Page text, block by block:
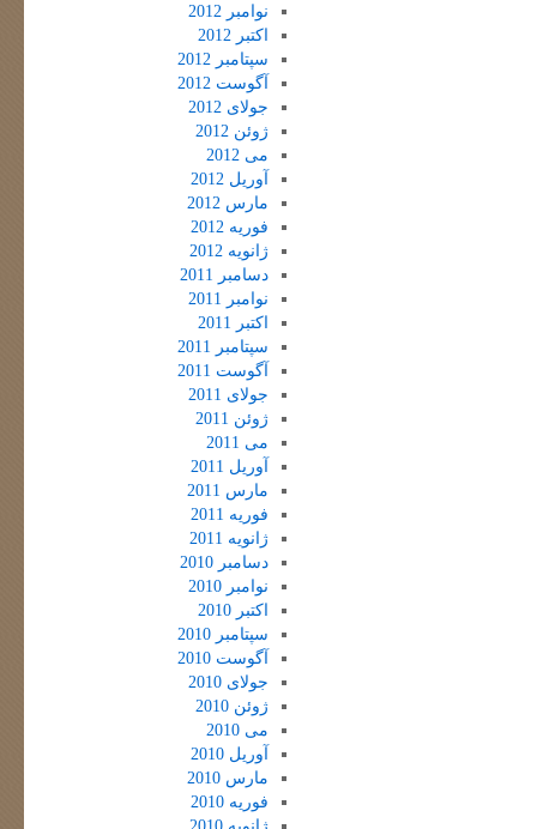
نوامبر 2012
اکتبر 2012
سپتامبر 2012
آگوست 2012
جولای 2012
ژوئن 2012
می 2012
آوریل 2012
مارس 2012
فوریه 2012
ژانویه 2012
دسامبر 2011
نوامبر 2011
اکتبر 2011
سپتامبر 2011
آگوست 2011
جولای 2011
ژوئن 2011
می 2011
آوریل 2011
مارس 2011
فوریه 2011
ژانویه 2011
دسامبر 2010
نوامبر 2010
اکتبر 2010
سپتامبر 2010
آگوست 2010
جولای 2010
ژوئن 2010
می 2010
آوریل 2010
مارس 2010
فوریه 2010